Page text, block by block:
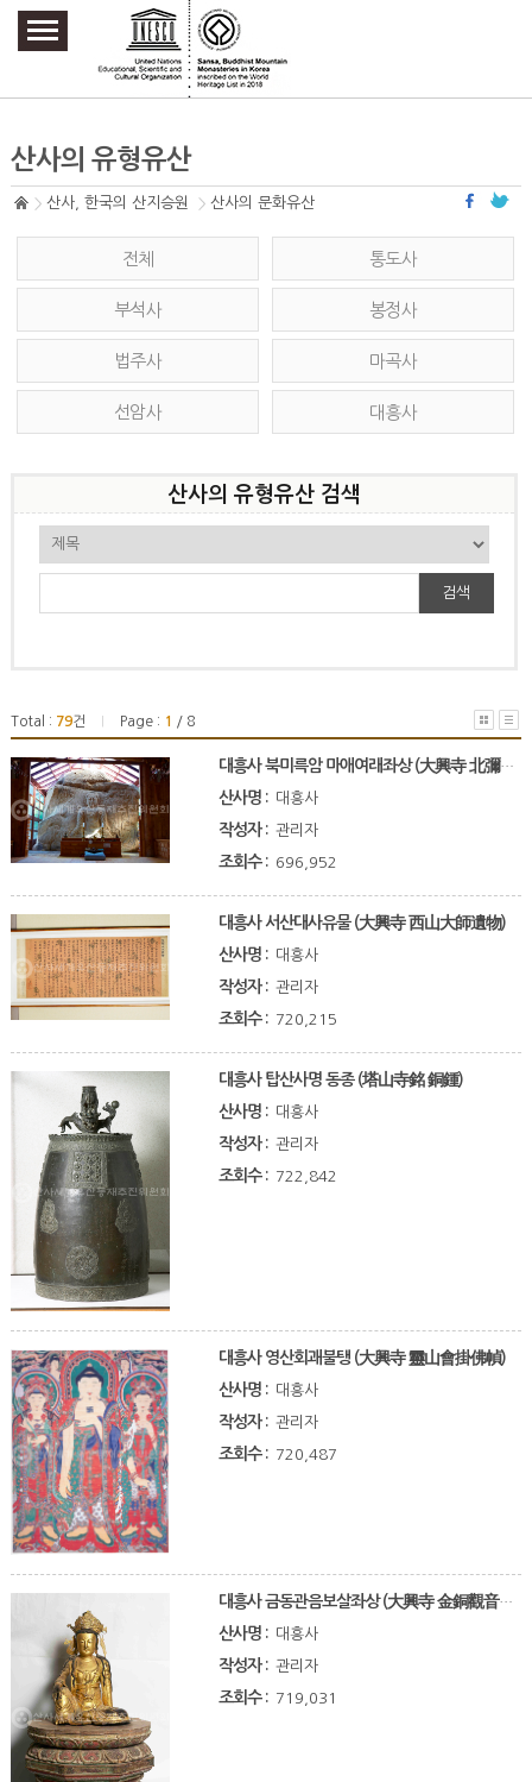
주요메뉴 바로가기
본문 바로가기
하단메뉴 바로가기
산사의 유형유산
산사, 한국의 산지승원 산사의 문화유산
전체 통도사
부석사 봉정사
법주사 마곡사
선암사 대흥사
산사의 유형유산 검색
검색
Total : 79건 Page : 1 / 8
대흥사 북미륵암 마애여래좌상 (大興寺 北彌勒庵 磨崖如來坐像)
산사명 : 대흥사
작성자 : 관리자
조회수 : 696,952
대흥사 서산대사유물 (大興寺 西山大師遺物)
산사명 : 대흥사
작성자 : 관리자
조회수 : 720,215
대흥사 탑산사명 동종 (塔山寺銘 銅鍾)
산사명 : 대흥사
작성자 : 관리자
조회수 : 722,842
대흥사 영산회괘불탱 (大興寺 靈山會掛佛幀)
산사명 : 대흥사
작성자 : 관리자
조회수 : 720,487
대흥사 금동관음보살좌상 (大興寺 金銅觀音菩薩坐像)
산사명 : 대흥사
작성자 : 관리자
조회수 : 719,031